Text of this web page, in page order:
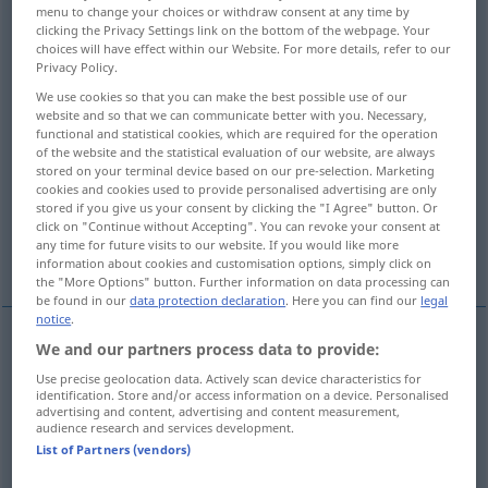
Overview of all translations
(For more details, click/tap on the translation)
null, nichtig, ungültig
fehlend, nicht vorhanden leer
wert-, ausdrucks-, gehaltlos, nichtssagend,
unbedeutend
NURPRÄD>
menu to change your choices or withdraw consent at any time by
clicking the Privacy Settings link on the bottom of the webpage. Your
choices will have effect within our Website. For more details, refer to our
Privacy Policy.
We use cookies so that you can make the best possible use of our
website and so that we can communicate better with you. Necessary,
functional and statistical cookies, which are required for the operation
of the website and the statistical evaluation of our website, are always
stored on your terminal device based on our pre-selection. Marketing
cookies and cookies used to provide personalised advertising are only
stored if you give us your consent by clicking the "I Agree" button. Or
click on "Continue without Accepting". You can revoke your consent at
any time for future visits to our website. If you would like more
information about cookies and customisation options, simply click on
the "More Options" button. Further information on data processing can
be found in ourdata protection declaration. Here you can find our legal
notice.
We and our partners process data to provide:
Use precise geolocation data. Actively scan device characteristics for
identification. Store and/or access information on a device. Personalised
advertising and content, advertising and content measurement,
audience research and services development.
List of Partners (vendors)